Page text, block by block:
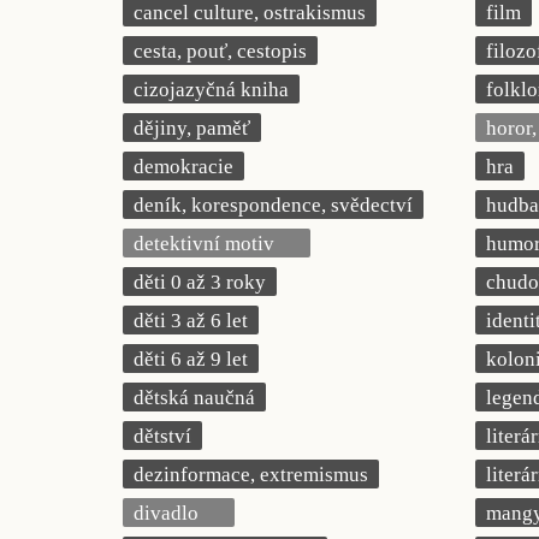
cancel culture, ostrakismus
cesta, pouť, cestopis
cizojazyčná kniha
dějiny, paměť
demokracie
deník, korespondence, svědectví
detektivní motiv
děti 0 až 3 roky
děti 3 až 6 let
děti 6 až 9 let
dětská naučná
dětství
dezinformace, extremismus
divadlo
film
hra
hudba